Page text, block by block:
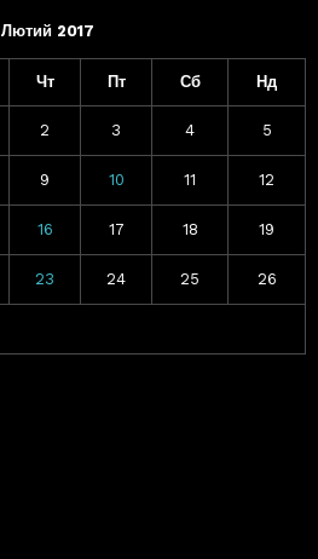
Лютий 2017
Чт Пт Сб Нд
2 3 4 5
9 10 11 12
16 17 18 19
23 24 25 26